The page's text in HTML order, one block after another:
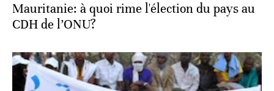
Mauritanie: à quoi rime l'élection du pays au
CDH de l’ONU?